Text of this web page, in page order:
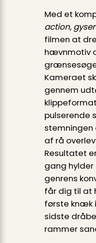
Med et
action, gyser
filmen at
hævn­motiv
Kameraet
gennem
pulserende
stemningen
af rå
Resultatet
gang
genrens
får dig til at
første knæk
sidste
rammer